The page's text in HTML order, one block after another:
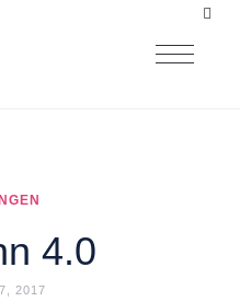
4.0
2017